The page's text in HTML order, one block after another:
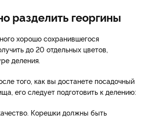
разделить георгины
хорошо сохранившегося
до 20 отдельных цветов,
деления.
того, как вы достанете посадочный
его следует подготовить к делению:
Корешки должны быть